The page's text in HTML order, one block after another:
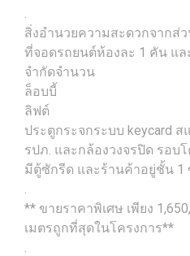
.
สิ่งอำนวยความสะดวกจากส่
ที่จอดรถยนต์ห้องละ 1 คัน แ
จำกัดจำนวน
ล็อบบี้
ลิฟต์
ประตูกระจกระบบ keycard ส
รปภ. และกล้องวงจรปิด รอบ
มีตู้ซักรีด และร้านค้าอยู่ชั้น 1
.
** ขายราคาพิเศษ เพียง
เมตรถูกที่สุดในโครงการ**
.